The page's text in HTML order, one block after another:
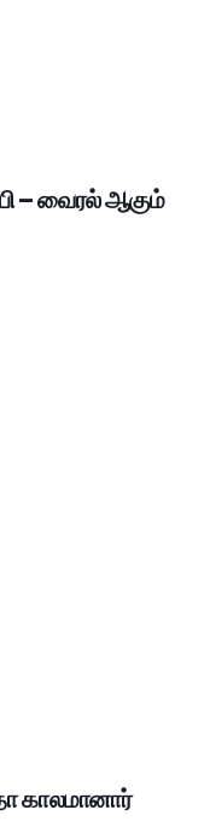
– வைரல் ஆகும்
காலமானார்